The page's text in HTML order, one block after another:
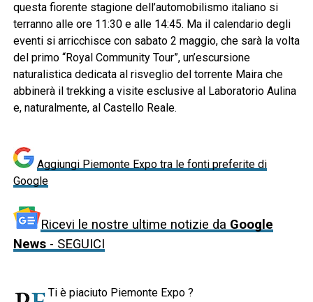
questa fiorente stagione dell’automobilismo italiano si
terranno alle ore 11:30 e alle 14:45. Ma il calendario degli
eventi si arricchisce con sabato 2 maggio, che sarà la volta
del primo “Royal Community Tour”, un’escursione
naturalistica dedicata al risveglio del torrente Maira che
abbinerà il trekking a visite esclusive al Laboratorio Aulina
e, naturalmente, al Castello Reale.
Aggiungi Piemonte Expo tra le fonti preferite di
Google
Ricevi le nostre ultime notizie da Google
News- SEGUICI
Ti è piaciuto Piemonte Expo ?